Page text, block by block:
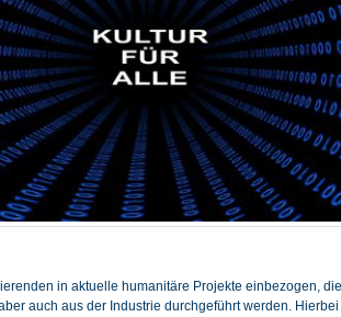
in aktuelle humanitäre Projekte einbezogen,
auch aus der Industrie durchgeführt werden.